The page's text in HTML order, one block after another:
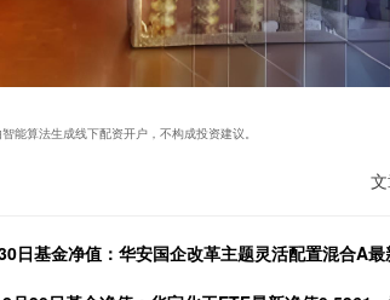
能算法生成线下配资开户，不构成投资建议。
日基金净值：华安国企改革主题灵活配置混合A